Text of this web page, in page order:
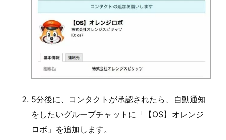
5分後に、コンタクトが承認されたら、自動通知
をしたいグループチャットに「【OS】オレンジ
ロボ」を追加します。